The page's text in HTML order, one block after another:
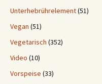
Unterhebrührelement(51)
Vegan (51)
Vegetarisch (352)
Video (10)
Vorspeise (33)